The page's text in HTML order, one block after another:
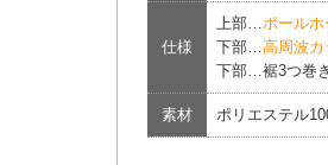
仕様
上部… ポール
下部… 高周波
下部…裾3つ巻
素材 ポリエステル